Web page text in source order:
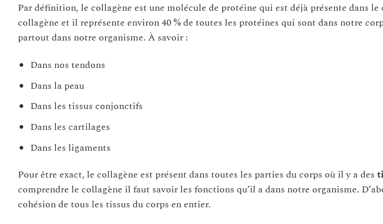
Par définition, le collagène est une molécule de protéine qui est déjà présente dans
collagène et il représente environ 40 % de toutes les protéines qui sont dans notre
partout dans notre organisme. À savoir :
Dans nos tendons
Dans la peau
Dans les tissus conjonctifs
Dans les cartilages
Dans les ligaments
Pour être exact, le collagène est présent dans toutes les parties du corps où il y a des
comprendre le collagène il faut savoir les fonctions qu’il a dans notre organisme.
cohésion de tous les tissus du corps en entier.